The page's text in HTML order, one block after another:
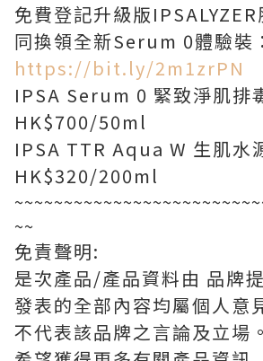
免費登記升級版
同換領全新Serum 0體驗裝：
https://bit.ly/2m1zrPN
IPSA Serum 0 緊致淨肌排
HK$700/50ml
IPSA TTR Aqua W 生肌水
HK$320/200ml
~~
免責聲明:
是次產品/產品資料由 品牌
發表的全部內容均屬個人意
不代表該品牌之言論及立場